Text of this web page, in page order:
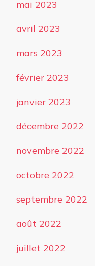
mai 2023
avril 2023
mars 2023
février 2023
janvier 2023
décembre 2022
novembre 2022
octobre 2022
septembre 2022
août 2022
juillet 2022